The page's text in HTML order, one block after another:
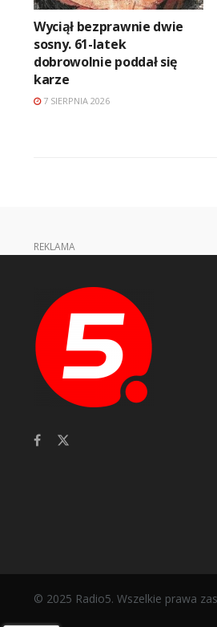
Wyciął bezprawnie dwie
sosny. 61-latek
dobrowolnie poddał się
karze
7 SIERPNIA 2026
REKLAMA
© 2025 Radio5. Wszelkie prawa